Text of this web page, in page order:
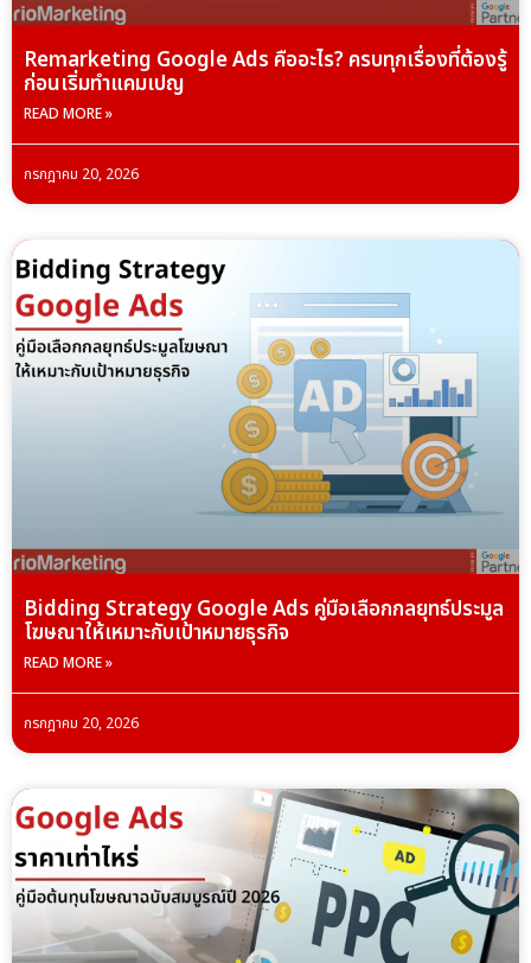
Remarketing Google Ads คืออะไร? ครบทุกเรื่องที่ต้องรู้
ก่อนเริ่มทำแคมเปญ
READ MORE »
กรกฎาคม 20, 2026
Bidding Strategy Google Ads คู่มือเลือกกลยุทธ์ประมูล
โฆษณาให้เหมาะกับเป้าหมายธุรกิจ
READ MORE »
กรกฎาคม 20, 2026